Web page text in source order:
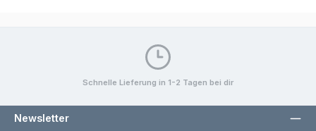
Schnelle Lieferung in 1-2 Tagen bei dir
Newsletter